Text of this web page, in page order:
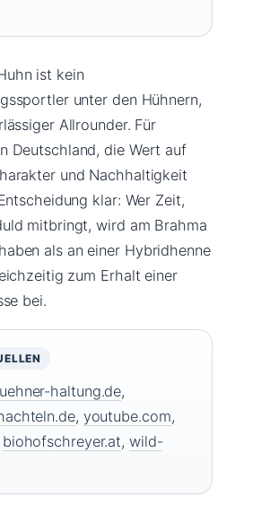
ist kein
unter den Hühnern,
Allrounder. Für
Deutschland, die Wert auf
und Nachhaltigkeit
klar: Wer Zeit,
mitbringt, wird am Brahma
als an einer Hybridhenne
zum Erhalt einer
bei.
haltung.de,
, youtube.com,
biohofschreyer.at, wild-